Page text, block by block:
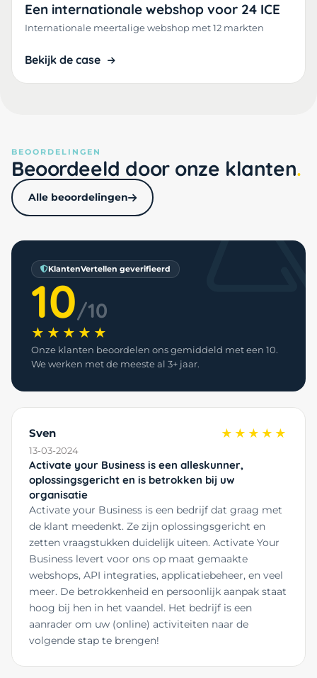
Een internationale webshop voor 24 ICE
Internationale meertalige webshop met 12 markten
Bekijk de case
BEOORDELINGEN
Beoordeeld door onze klanten
Alle beoordelingen
KlantenVertellen geverifieerd
10/10
★★★★★
Onze klanten beoordelen ons gemiddeld met een 10.
We werken met de meeste al 3+ jaar.
Sven
13-03-2024
★★★★★
Activate your Business is een alleskunner,
oplossingsgericht en is betrokken bij uw
organisatie
Activate your Business is een bedrijf dat graag met
de klant meedenkt. Ze zijn oplossingsgericht en
zetten vraagstukken duidelijk uiteen. Activate Your
Business levert voor ons op maat gemaakte
webshops, API integraties, applicatiebeheer, en veel
meer. De betrokkenheid en persoonlijk aanpak staat
hoog bij hen in het vaandel. Het bedrijf is een
aanrader om uw (online) activiteiten naar de
volgende stap te brengen!